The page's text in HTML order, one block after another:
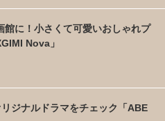
館に！小さくて可愛いおしゃれプ
Nova」
ジナルドラマをチェック「ABE